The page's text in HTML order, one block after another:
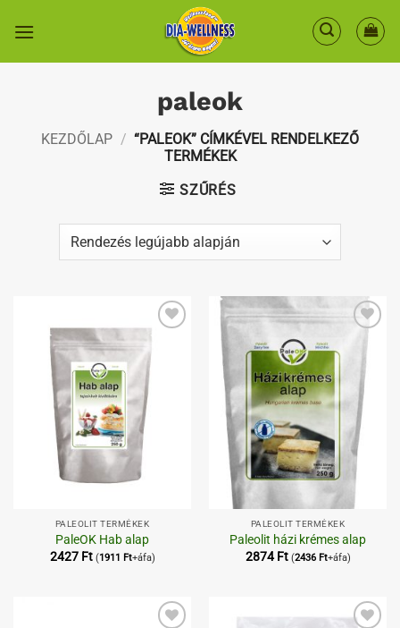
paleok
KEZDŐLAP / “PALEOK” CÍMKÉVEL RENDELKEZŐ
TERMÉKEK
SZŰRÉS
Kedvenceimhez
PALEOLIT TERMÉKEK
PaleOK Hab alap
2427 Ft (1911 Ft+áfa)
Kedvenceimhez
PALEOLIT TERMÉKEK
Paleolit házi krémes alap
2874Ft (2436 Ft+áfa)